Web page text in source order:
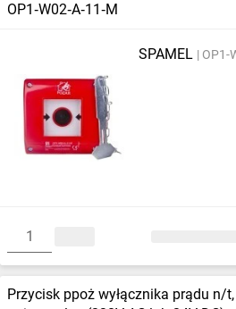
OP1‑W02‑A‑11‑M
SPAMEL OP1-
Przycisk ppoż wyłącznika prądu n/t,